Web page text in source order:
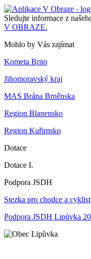
Sledujte informace z
V OBRAZE.
Mohlo by Vás zajímat
Kometa Brno
Jihomoravský kraj
MAS Brána Brněnska
Region Blanensko
Region Kuřimsko
Dotace
Dotace I.
Podpora JSDH
Stezka pro chodce a
Podpora JSDH Lipůvka